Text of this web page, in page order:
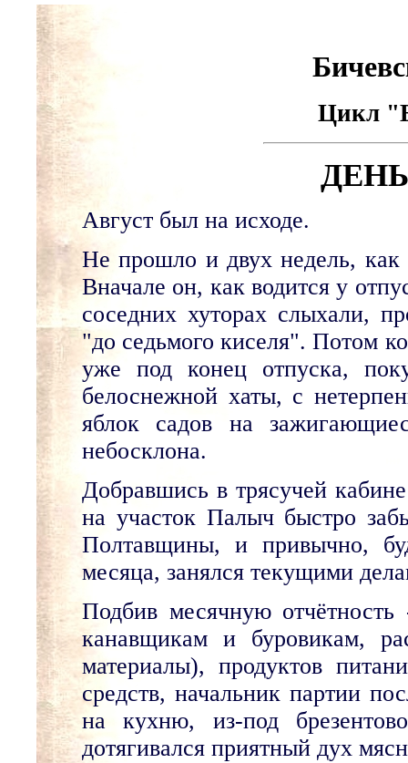
Цикл
Август был на исходе.
Не прошло и двух недель, как
Вначале он, как водится у
соседних хуторах слыхали,
"до седьмого киселя". Потом
уже под конец отпуска,
белоснежной хаты, с
яблок садов на
небосклона.
Добравшись в трясучей
на участок Палыч быстро
Полтавщины, и привычно,
месяца, занялся текущими
Подбив месячную
канавщикам и буровикам,
материалы), продуктов
средств, начальник партии
на кухню, из-под
дотягивался приятный дух